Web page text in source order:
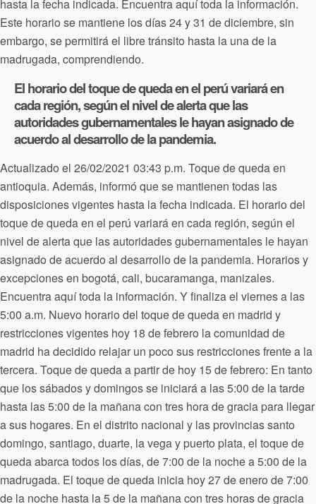
hasta la fecha indicada. Encuentra aquí toda la información.
Este horario se mantiene los días 24 y 31 de diciembre, sin
embargo, se permitirá el libre tránsito hasta la una de la
madrugada, comprendiendo.
El horario del toque de queda en el perú variará en
cada región, según el nivel de alerta que las
autoridades gubernamentales le hayan asignado de
acuerdo al desarrollo de la pandemia.
Actualizado el 26/02/2021 03:43 p.m. Toque de queda en
antioquia. Además, informó que se mantienen todas las
disposiciones vigentes hasta la fecha indicada. El horario del
toque de queda en el perú variará en cada región, según el
nivel de alerta que las autoridades gubernamentales le hayan
asignado de acuerdo al desarrollo de la pandemia. Horarios y
excepciones en bogotá, cali, bucaramanga, manizales.
Encuentra aquí toda la información. Y finaliza el viernes a las
5:00 a.m. Nuevo horario del toque de queda en madrid y
restricciones vigentes hoy 18 de febrero la comunidad de
madrid ha decidido relajar un poco sus restricciones frente a la
tercera. Toque de queda a partir de hoy 15 de febrero: En tanto
que los sábados y domingos se iniciará a las 5:00 de la tarde
hasta las 5:00 de la mañana con tres hora de gracia para llegar
a sus hogares. En el distrito nacional y las provincias santo
domingo, santiago, duarte, la vega y puerto plata, el toque de
queda abarca todos los días, de 7:00 de la noche a 5:00 de la
madrugada. El toque de queda inicia hoy 27 de enero de 7:00
de la noche hasta la 5 de la mañana con tres horas de gracia